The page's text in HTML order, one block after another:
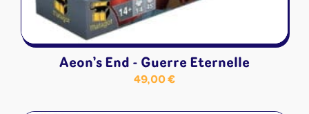
Aeon’s End - Guerre Eternelle
49,00€